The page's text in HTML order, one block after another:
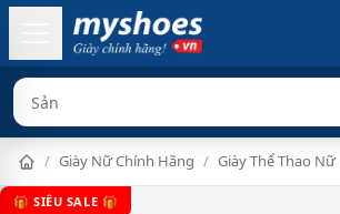
Sản phẩm chín
/ Giày Nữ Chính Hãng / Giày Thể Thao Nữ
🎁 SIÊU SALE 🎁